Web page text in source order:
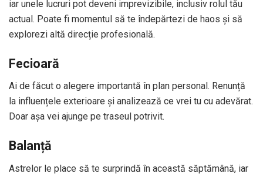
iar unele lucruri pot deveni imprevizibile, inclusiv rolul tău
actual. Poate fi momentul să te îndepărtezi de haos și să
explorezi altă direcție profesională.
Fecioară
Ai de făcut o alegere importantă în plan personal. Renunță
la influențele exterioare și analizează ce vrei tu cu adevărat.
Doar așa vei ajunge pe traseul potrivit.
Balanță
Astrelor le place să te surprindă în această săptămână, iar